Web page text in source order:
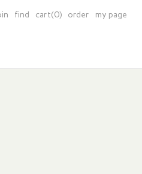
find cart(0) order my page